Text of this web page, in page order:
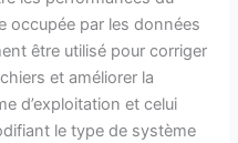
occupée par les données
être utilisé pour corriger
et améliorer la
d’exploitation et celui
le type de système